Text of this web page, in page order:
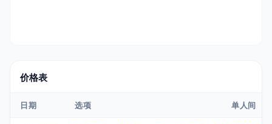
价格表
日期 选项 单人间